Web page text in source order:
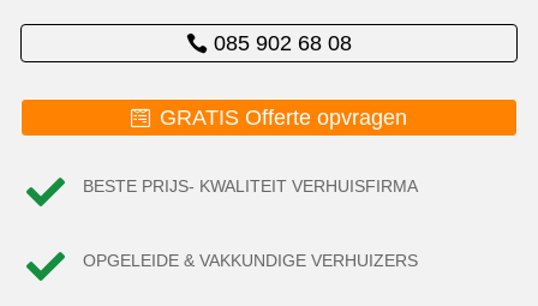
085 902 68 08
GRATIS Offerte opvragen
 BESTE PRIJS- KWALITEIT VERHUISFIRMA
 OPGELEIDE & VAKKUNDIGE VERHUIZERS